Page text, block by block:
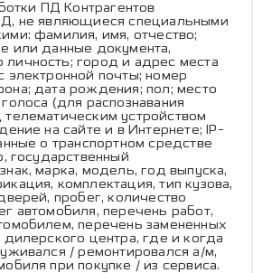
ПД Контрагентов
не являющиеся специальными
фамилия, имя, отчество;
или данные документа,
город и адрес места
электронной почты; номер
дата рождения; пол; место
(для распознавания
устройством
на сайте и в Интернете; IP-
о транспортном средстве
государственный
марка, модель, год выпуска,
комплектация, тип кузова,
пробег, количество
автомобиля, перечень работ,
перечень замененных
дилерского центра, где и когда
/ ремонтировался а/м,
при покупке / из сервиса.